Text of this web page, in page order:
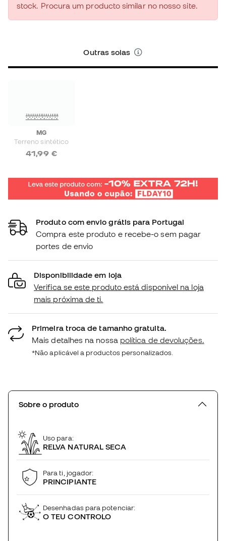
stock. Procura um producto similar no nosso site.
Outras solas
MG
Terreno sintético
41,99 €
Produto com envio grátis para Portugal
Compra este produto e recebe-o sem pagar
portes de envio
Disponibilidade em loja
Verifica se este produto está disponível na loja
mais próxima de ti.
Primeira troca de tamanho gratuita.
Mais detalhes na nossa política de devoluções.
*Não aplicável a productos personalizados.
Sobre o produto
Uso para:
RELVA NATURAL SECA
Para ti, jogador:
PRINCIPIANTE
Desenhadas para potenciar:
O TEU CONTROLO